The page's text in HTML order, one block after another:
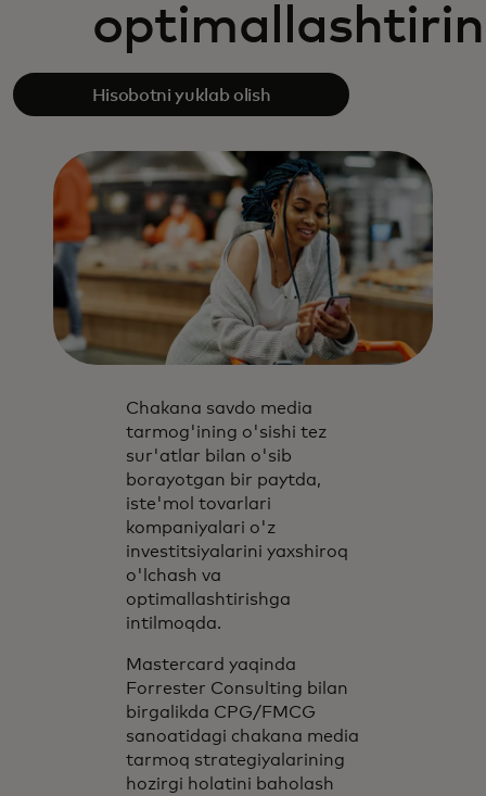
Hisobotni yuklab olish
Chakana savdo media
tarmog'ining o'sishi tez
sur'atlar bilan o'sib
borayotgan bir paytda,
iste'mol tovarlari
kompaniyalari o'z
investitsiyalarini yaxshiroq
o'lchash va
optimallashtirishga
intilmoqda.
Mastercard yaqinda
Forrester Consulting bilan
birgalikda CPG/FMCG
sanoatidagi chakana media
tarmoq strategiyalarining
hozirgi holatini baholash